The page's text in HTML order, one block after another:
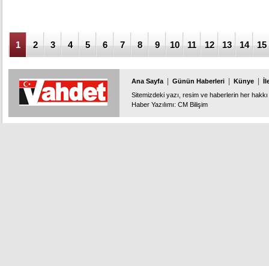
1 2 3 4 5 6 7 8 9 10 11 12 13 14 15
Ana Sayfa Günün Haberleri Künye
Sitemizdeki yazı, resim ve haberlerin her
Haber Yazılımı: CM Bilişim